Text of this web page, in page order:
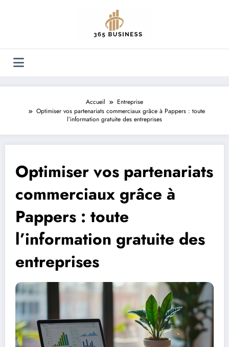
Accueil
Entreprise
Optimiser vos partenariats commerciaux grâce à Pappers : toute
l’information gratuite des entreprises
Optimiser vos partenariats
commerciaux grâce à
Pappers : toute
l’information gratuite des
entreprises